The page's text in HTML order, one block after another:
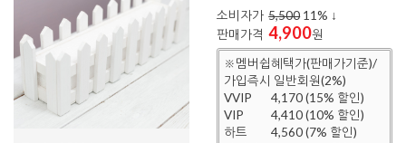
소비자가 5,500 11% ↓
판매가격 4,900원
※멤버쉽혜택가(판매가기준)/
가입즉시 일반회원(2%)
VVIP
4,170 (15% 할인)
VIP
4,410 (10% 할인)
하트
4,560 (7% 할인)